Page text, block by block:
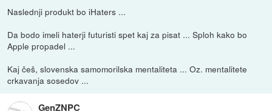
Naslednji produkt bo iHaters ...
Da bodo imeli haterji futuristi spet kaj za pisat ... Sploh kako bo
Apple propadel ...
Kaj češ, slovenska samomorilska mentaliteta ... Oz. mentalitete
crkavanja sosedov ...
GenZNPC